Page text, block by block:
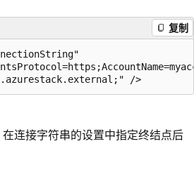
复制
连接字符串的设置中指定终结点后